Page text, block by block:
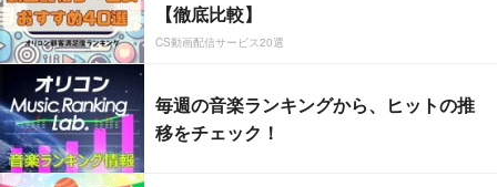
【徹底比較】
CS動画配信サービス20選
毎週の音楽ランキングから、ヒットの推
移をチェック！